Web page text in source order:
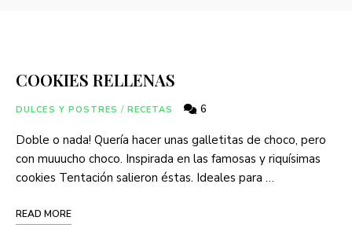
COOKIES RELLENAS
DULCES Y POSTRES / RECETAS 6
Doble o nada! Quería hacer unas galletitas de choco, pero
con muuucho choco. Inspirada en las famosas y riquísimas
cookies Tentación salieron éstas. Ideales para …
READ MORE